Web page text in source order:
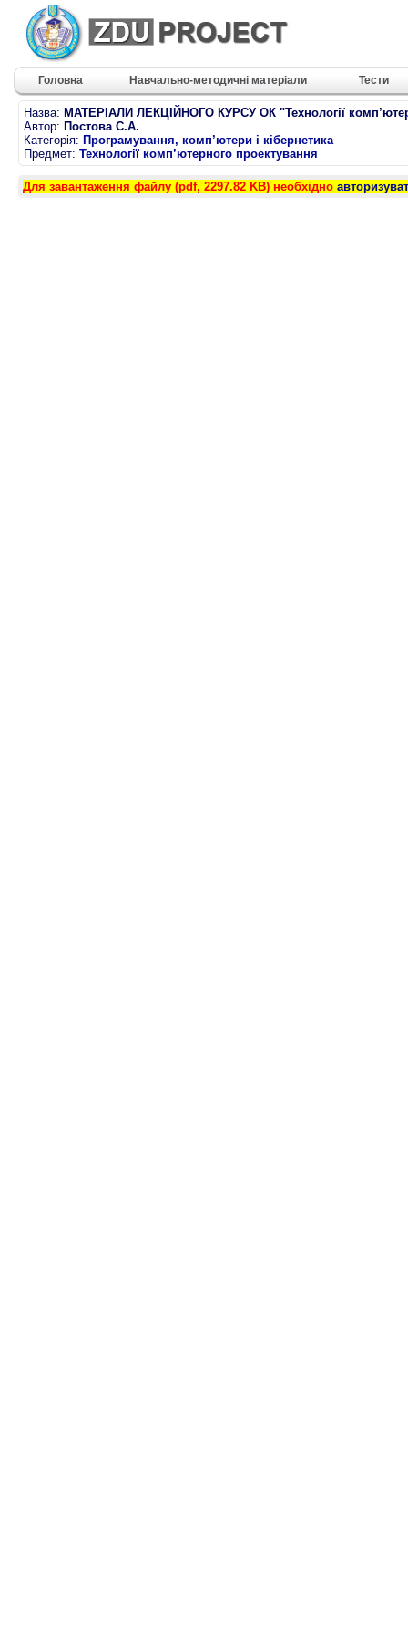
Головна Навчально-методичні матеріали Тести
Назва: МАТЕРІАЛИ ЛЕКЦІЙНОГО КУРСУ ОК "Технології
Автор: Постова С.А.
Категорія: Програмування, комп’ютери і кібернетика
Предмет: Технології комп’ютерного проектування
Для завантаження файлу (pdf, 2297.82 KB) необхідно